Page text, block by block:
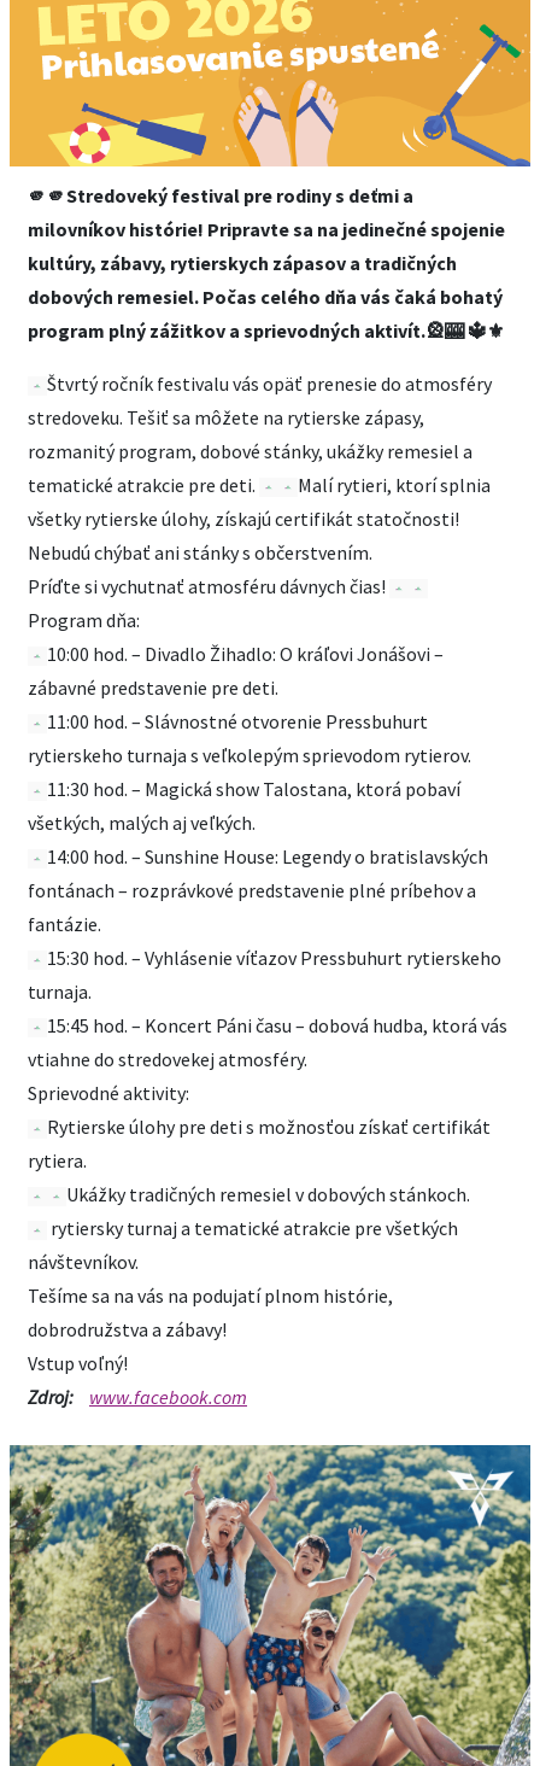
🫵🫵Stredoveký festival pre rodiny s deťmi a
milovníkov histórie! Pripravte sa na jedinečné spojenie
kultúry, zábavy, rytierskych zápasov a tradičných
dobových remesiel. Počas celého dňa vás čaká bohatý
program plný zážitkov a sprievodných aktivít.🎡🎰 🔱⚜️
Štvrtý ročník festivalu vás opäť prenesie do atmosféry
stredoveku. Tešiť sa môžete na rytierske zápasy,
rozmanitý program, dobové stánky, ukážky remesiel a
tematické atrakcie pre deti.
Malí rytieri, ktorí splnia
všetky rytierske úlohy, získajú certifikát statočnosti!
Nebudú chýbať ani stánky s občerstvením.
Príďte si vychutnať atmosféru dávnych čias!
Program dňa:
10:00 hod. – Divadlo Žihadlo: O kráľovi Jonášovi –
zábavné predstavenie pre deti.
11:00 hod. – Slávnostné otvorenie Pressbuhurt
rytierskeho turnaja s veľkolepým sprievodom rytierov.
11:30 hod. – Magická show Talostana, ktorá pobaví
všetkých, malých aj veľkých.
14:00 hod. – Sunshine House: Legendy o bratislavských
fontánach – rozprávkové predstavenie plné príbehov a
fantázie.
15:30 hod. – Vyhlásenie víťazov Pressbuhurt rytierskeho
turnaja.
15:45 hod. – Koncert Páni času – dobová hudba, ktorá vás
vtiahne do stredovekej atmosféry.
Sprievodné aktivity:
Rytierske úlohy pre deti s možnosťou získať certifikát
rytiera.
Ukážky tradičných remesiel v dobových stánkoch.
rytiersky turnaj a tematické atrakcie pre všetkých
návštevníkov.
Tešíme sa na vás na podujatí plnom histórie,
dobrodružstva a zábavy!
Vstup voľný!
Zdroj:
www.facebook.com